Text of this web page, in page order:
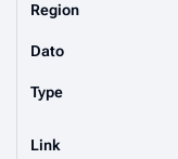
Region
Dato
Type
Link